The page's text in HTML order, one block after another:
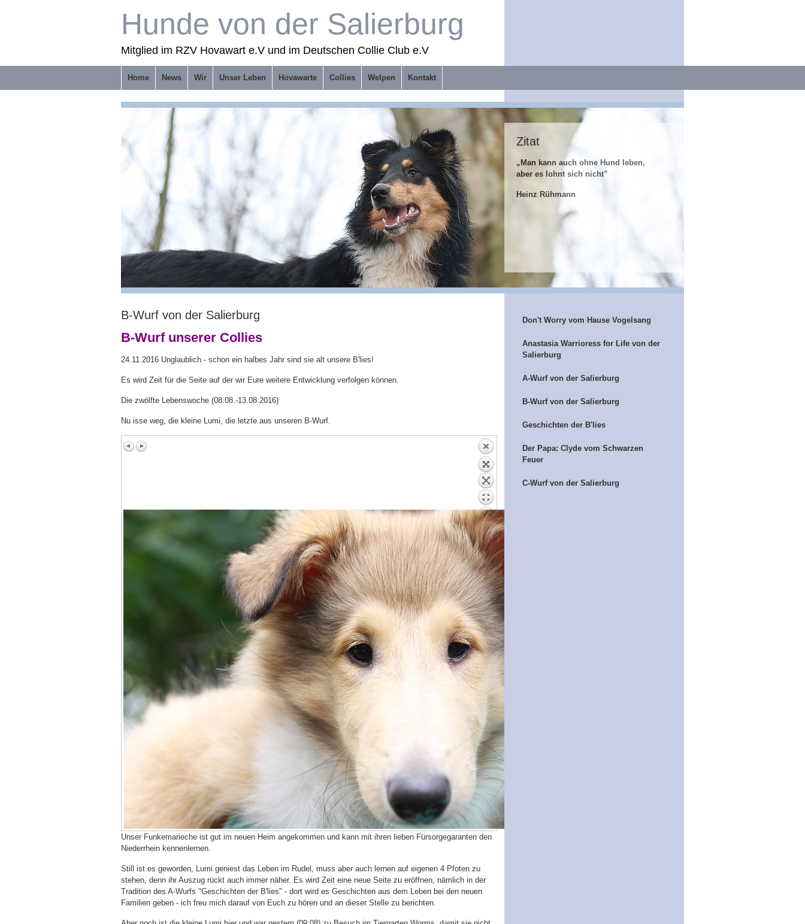
Hunde von der Salierburg
Mitglied im RZV Hovawart e.V und im Deutschen Collie Club e.V
Home News Wir Unser Leben Hovawarte Collies Welpen Kontakt
Zitat
„Man kann auch ohne Hund leben,
aber es lohnt sich nicht”
Heinz Rühmann
B-Wurf von der Salierburg
B-Wurf unserer Collies
24.11.2016 Unglaublich - schon ein halbes Jahr sind sie alt unsere B'lies!
Es wird Zeit für die Seite auf der wir Eure weitere Entwicklung verfolgen können.
Die zwölfte Lebenswoche (08.08.-13.08.2016)
Nu isse weg, die kleine Lumi, die letzte aus unseren B-Wurf.
Unser Funkemarieche ist gut im neuen Heim angekommen und kann mit ihren lieben Fürsorgegaranten den
Niederrhein kennenlernen.
Still ist es geworden, Lumi geniest das Leben im Rudel, muss aber auch lernen auf eigenen 4 Pfoten zu
stehen, denn ihr Auszug rückt auch immer näher. Es wird Zeit eine neue Seite zu eröffnen, nämlich in der
Tradition des A-Wurfs "Geschichten der B'lies" - dort wird es Geschichten aus dem Leben bei den neuen
Familien geben - ich freu mich darauf von Euch zu hören und an dieser Stelle zu berichten.
Don't Worry vom Hause Vogelsang
Anastasia Warrioress for Life von der
Salierburg
A-Wurf von der Salierburg
B-Wurf von der Salierburg
Geschichten der B'lies
Der Papa: Clyde vom Schwarzen
Feuer
C-Wurf von der Salierburg